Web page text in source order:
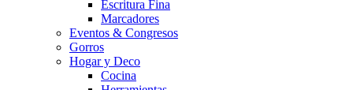
Escritura Fina
Marcadores
Eventos & Congresos
Gorros
Hogar y Deco
Cocina